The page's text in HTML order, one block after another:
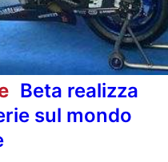
Beta realizza
sul mondo